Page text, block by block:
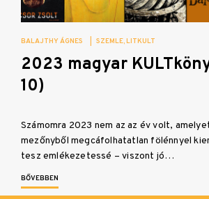
BALAJTHY ÁGNES SZEMLE LITKULT
2023 magyar
10)
Számomra 2023 nem az az év volt,
mezőnyből megcáfolhatatlan fölénnyel
tesz emlékezetessé – viszont jó…
BŐVEBBEN